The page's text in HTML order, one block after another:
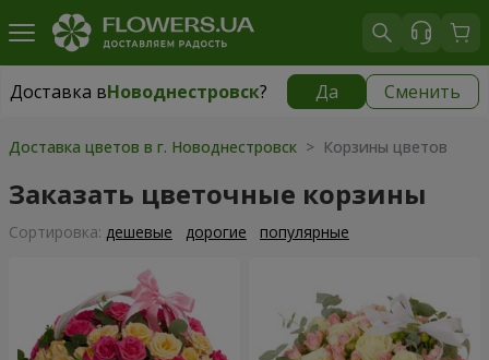
Доставка вНоводнестровск? Да Сменить
Доставка вНоводнестровск| 1625 грн
Доставка цветов в г. Новоднестровск > Корзины цветов
Заказать цветочные корзины
Cортировка: дешевые дорогие популярные